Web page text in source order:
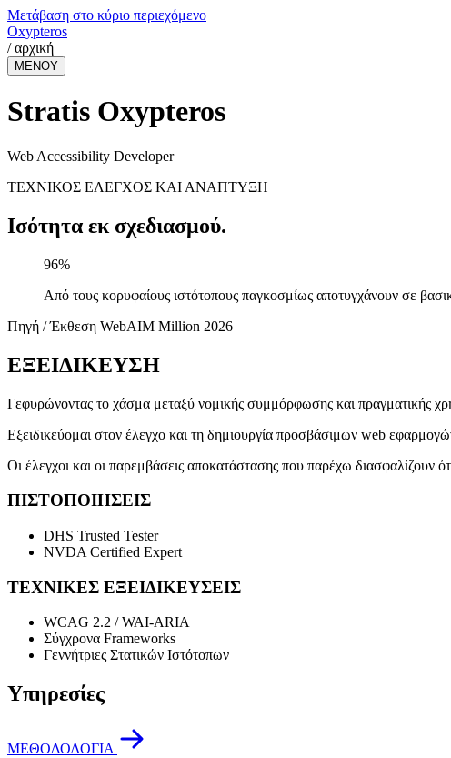
Μετάβαση στο κύριο περιεχόμενο
Oxypteros
/ αρχική
ΜΕΝΟΥ
Stratis Oxypteros
Web Accessibility Developer
ΤΕΧΝΙΚΟΣ ΕΛΕΓΧΟΣ ΚΑΙ ΑΝΑΠΤΥΞΗ
Ισότητα εκ σχεδιασμού.
96%
Από τους κορυφαίους ιστότοπους παγκοσμίως αποτυγχάνουν σε
Πηγή / Έκθεση WebAIM Million 2026
ΕΞΕΙΔΙΚΕΥΣΗ
Γεφυρώνοντας το χάσμα μεταξύ νομικής συμμόρφωσης και πραγματικής
Εξειδικεύομαι στον έλεγχο και τη δημιουργία προσβάσιμων web
Οι έλεγχοι και οι παρεμβάσεις αποκατάστασης που παρέχω διασφαλίζουν
ΠΙΣΤΟΠΟΙΗΣΕΙΣ
DHS Trusted Tester
NVDA Certified Expert
ΤΕΧΝΙΚΕΣ ΕΞΕΙΔΙΚΕΥΣΕΙΣ
WCAG 2.2 / WAI-ARIA
Σύγχρονα Frameworks
Γεννήτριες Στατικών Ιστότοπων
Υπηρεσίες
ΜΕΘΟΔΟΛΟΓΙΑ